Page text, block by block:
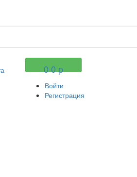
0 0 p
Войти
Регистрация